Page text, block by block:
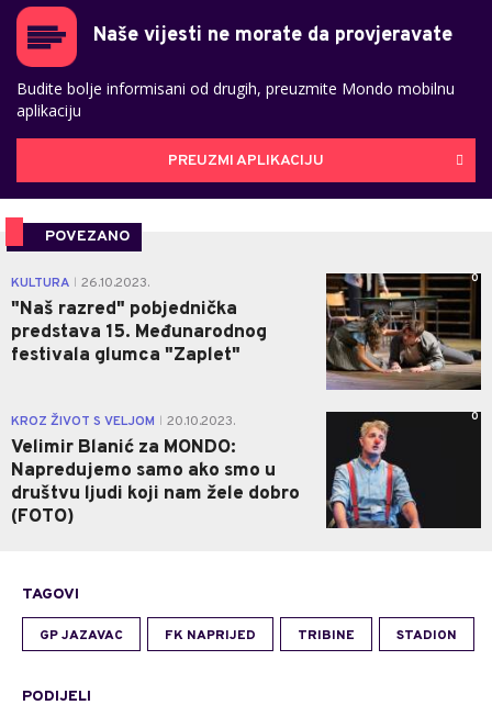
Naše vijesti ne morate da provjeravate
Budite bolje informisani od drugih, preuzmite Mondo mobilnu
aplikaciju
PREUZMI APLIKACIJU
POVEZANO
KULTURA 26.10.2023.
"Naš razred" pobjednička
predstava 15. Međunarodnog
festivala glumca "Zaplet"
0
KROZ ŽIVOT S VELJOM 20.10.2023.
Velimir Blanić za MONDO:
Napredujemo samo ako smo u
društvu ljudi koji nam žele dobro
(FOTO)
0
TAGOVI
GP JAZAVAC FK NAPRIJED TRIBINE STADION
PODIJELI